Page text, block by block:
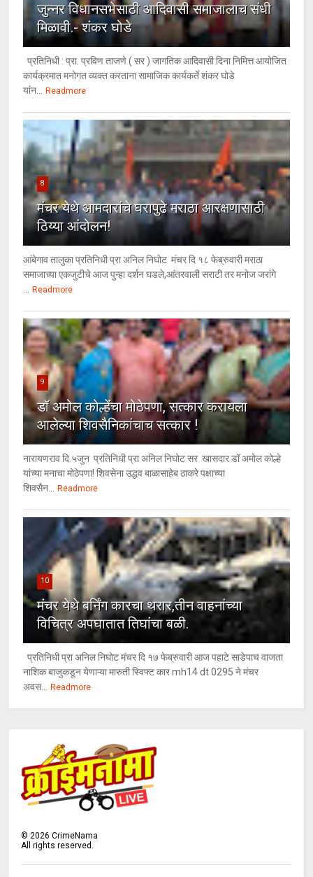
जुन्नर विधानसभेसाठी आदिवासी समाजालाच संधी
मिळावी.- शंकर घोडे
प्रतिनिधी : प्रा. प्रविण ताजणे ( सर ) जागतिक आदिवासी दिना निमित्त आयोजित
कार्यक्रमात मनोगत व्यक्त करताना सामाजिक कार्यकर्ते शंकर घोडे
यांन... Readmore
8
मंचर येथे आमदारांचे घरापुढे मराठा आरक्षणासाठी
ठिय्या आंदोलन!
आंबेगाव तालुका प्रतिनिधी प्रा अनिल निघोट मंचर दि १८ फेब्रुवारी मराठा
समाजाच्या एकजुटीचे आज पुन्हा दर्शन घडले,आंतरवाली सराटी तर मनोज जरांगे
... Readmore
9
डॉ अमोल कोल्हेंचा मोठेपणा, सत्कार करायला
आलेल्या शिवसैनिकांचाच सत्कार !
नारायणराव दि.५जुन प्रतिनिधी प्रा अनिल निघोट सर खासदार डॉ अमोल कोल्हे
यांच्या मनाचा मोठेपणा! शिवसेना उद्धव बाळासाहेब ठाकरे पक्षाच्या
शिवसैन... Readmore
10
मंचर येथे बर्निंग कारचा थरार,तीन वाहनांच्या
विचित्र अपघातात तिघांचा बळी.
प्रतिनिधी प्रा अनिल निघोट मंचर दि १७ फेब्रुवारी आज पहाटे साडेपाच वाजता
नाशिक बाजुकडून येणाऱ्या मारुती स्विफ्ट कार mh14 dt 0295 ने मंचर
अवस... Readmore
©2026 CrimeNama
All rights reserved.